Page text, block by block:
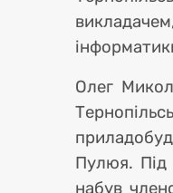
Олег
Пулюя. Під
набув